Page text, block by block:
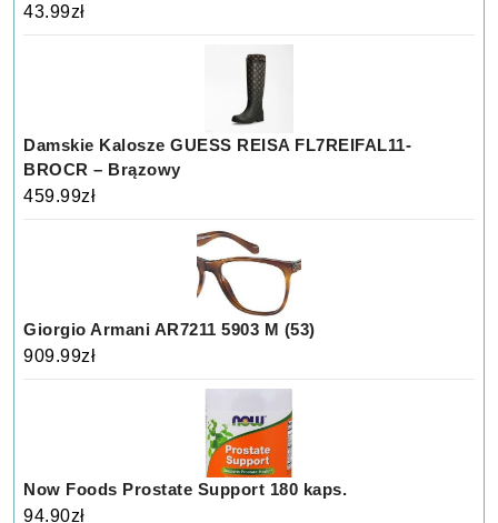
43.99zł
Damskie Kalosze GUESS REISA FL7REIFAL11-
BROCR – Brązowy
459.99zł
Giorgio Armani AR7211 5903 M (53)
909.99zł
Now Foods Prostate Support 180 kaps.
94.90zł